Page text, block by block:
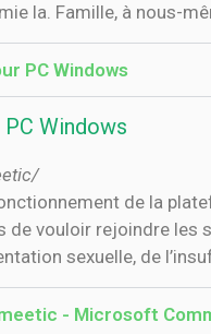
la. Famille, à nous-
PC Windows
Windows
de la
vouloir rejoindre les
sexuelle, de
- Microsoft